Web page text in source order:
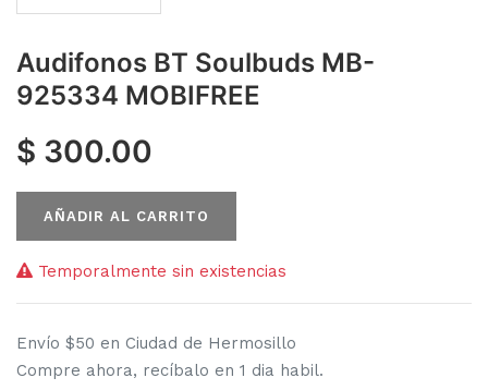
Audifonos BT Soulbuds MB-
925334 MOBIFREE
$ 300.00
AÑADIR AL CARRITO
Temporalmente sin existencias
Envío $50 en Ciudad de Hermosillo
Compre ahora, recíbalo en 1 dia habil.